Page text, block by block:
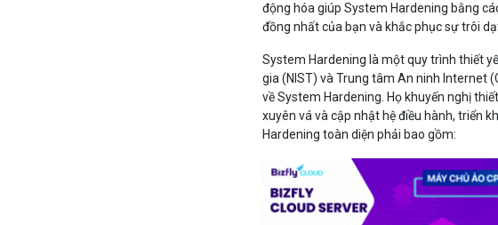
động hóa giúp System Hardening bằng
đồng nhất của bạn và khắc phục sự trôi
System Hardening là một quy trình thiết
gia (NIST) và Trung tâm An ninh Internet
về System Hardening. Họ khuyến nghị
xuyên vá và cập nhật hệ điều hành, triển
Hardening toàn diện phải bao gồm: